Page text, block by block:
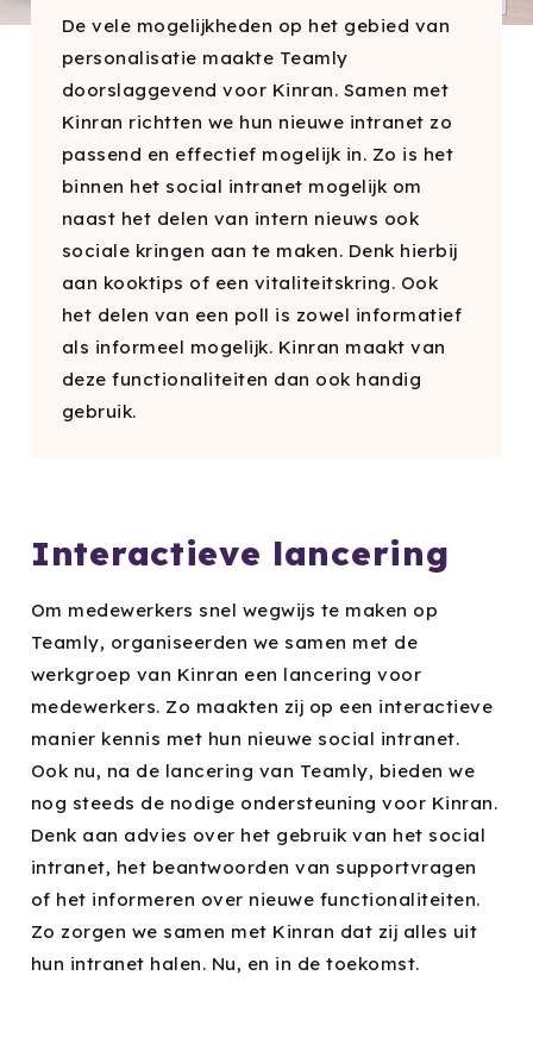
De vele mogelijkheden op het gebied van
personalisatie maakte Teamly
doorslaggevend voor Kinran. Samen met
Kinran richtten we hun nieuwe intranet zo
passend en effectief mogelijk in. Zo is het
binnen het social intranet mogelijk om
naast het delen van intern nieuws ook
sociale kringen aan te maken. Denk hierbij
aan kooktips of een vitaliteitskring. Ook
het delen van een poll is zowel informatief
als informeel mogelijk. Kinran maakt van
deze functionaliteiten dan ook handig
gebruik.
Interactieve lancering
Om medewerkers snel wegwijs te maken op
Teamly, organiseerden we samen met de
werkgroep van Kinran een lancering voor
medewerkers. Zo maakten zij op een interactieve
manier kennis met hun nieuwe social intranet.
Ook nu, na de lancering van Teamly, bieden we
nog steeds de nodige ondersteuning voor Kinran.
Denk aan advies over het gebruik van het social
intranet, het beantwoorden van supportvragen
of het informeren over nieuwe functionaliteiten.
Zo zorgen we samen met Kinran dat zij alles uit
hun intranet halen. Nu, en in de toekomst.